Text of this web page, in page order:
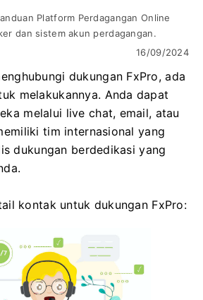
Platform Perdagangan Online
dan sistem akun perdagangan.
16/09/2024
dukungan FxPro, ada
melakukannya. Anda dapat
melalui live chat, email, atau
tim internasional yang
dukungan berdedikasi yang
kontak untuk dukungan FxPro: